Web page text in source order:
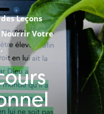
Leçons
Nourrir Votre